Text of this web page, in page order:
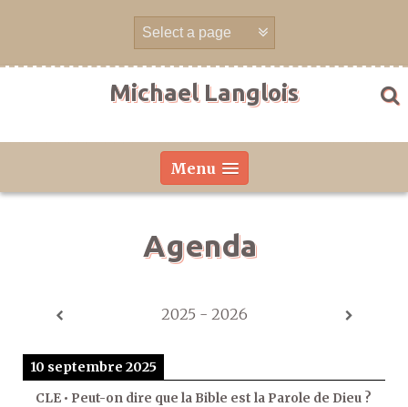
Michael Langlois
Menu
Agenda
2025 - 2026
10 septembre 2025
CLE • Peut-on dire que la Bible est la Parole de Dieu ?